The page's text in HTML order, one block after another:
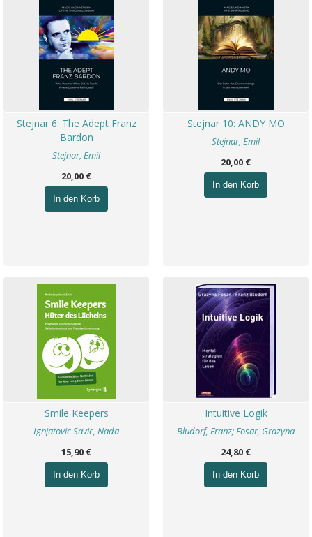
Stejnar 6: The Adept Franz
Bardon
Stejnar, Emil
20,00 €
In den Korb
Stejnar 10: ANDY MO
Stejnar, Emil
20,00 €
In den Korb
Smile Keepers
Ignjatovic Savic, Nada
15,90 €
In den Korb
Intuitive Logik
Bludorf, Franz; Fosar, Grazyna
24,80 €
In den Korb